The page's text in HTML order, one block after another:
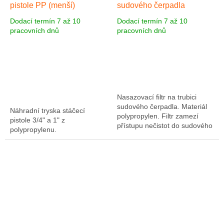
pistole PP (menší)
Dodací termín 7 až 10
pracovních dnů
Náhradní tryska stáčecí
pistole 3/4" a 1" z
polypropylenu.
sudového čerpadla
Dodací termín 7 až 10
pracovních dnů
Nasazovací filtr na trubici
sudového čerpadla. Materiál
polypropylen. Filtr zamezí
přístupu nečistot do sudového